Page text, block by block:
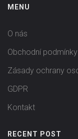
MENU
O nás
Obchodní podmínky
Zásady ochrany
GDPR
Kontakt
RECENT POST